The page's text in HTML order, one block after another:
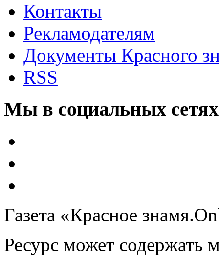
Контакты
Рекламодателям
Документы Красного
RSS
Мы в социальных сетях
Газета «Красное
Ресурс может содержать